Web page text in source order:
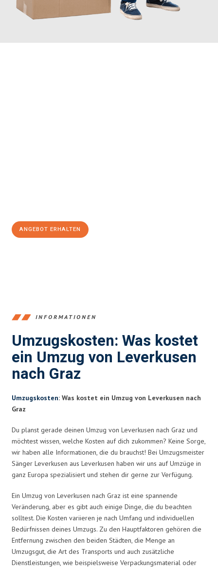
ANGEBOT ERHALTEN
INFORMATIONEN
Umzugskosten: Was kostet
ein Umzug von Leverkusen
nach Graz
Umzugskosten: Was kostet ein Umzug von Leverkusen nach
Graz
Du planst gerade deinen Umzug von Leverkusen nach Graz und
möchtest wissen, welche Kosten auf dich zukommen? Keine Sorge,
wir haben alle Informationen, die du brauchst! Bei Umzugsmeister
Sänger Leverkusen aus Leverkusen haben wir uns auf Umzüge in
ganz Europa spezialisiert und stehen dir gerne zur Verfügung.
Ein Umzug von Leverkusen nach Graz ist eine spannende
Veränderung, aber es gibt auch einige Dinge, die du beachten
solltest. Die Kosten variieren je nach Umfang und individuellen
Bedürfnissen deines Umzugs. Zu den Hauptfaktoren gehören die
Entfernung zwischen den beiden Städten, die Menge an
Umzugsgut, die Art des Transports und auch zusätzliche
Dienstleistungen, wie beispielsweise Verpackungsmaterial oder